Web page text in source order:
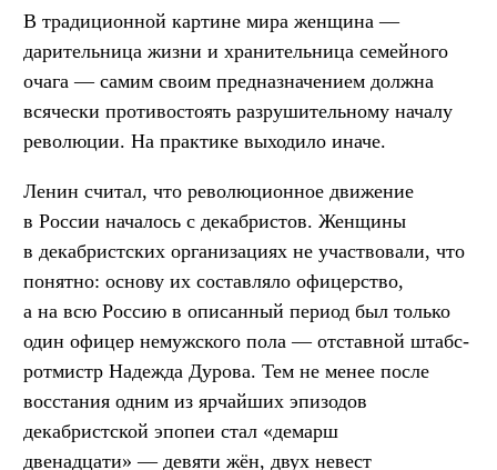
В традиционной картине мира женщина —
дарительница жизни и хранительница семейного
очага — самим своим предназначением должна
всячески противостоять разрушительному началу
революции. На практике выходило иначе.
Ленин считал, что революционное движение
в России началось с декабристов. Женщины
в декабристских организациях не участвовали, что
понятно: основу их составляло офицерство,
а на всю Россию в описанный период был только
один офицер немужского пола — отставной штабс-
ротмистр Надежда Дурова. Тем не менее после
восстания одним из ярчайших эпизодов
декабристской эпопеи стал «демарш
двенадцати» — девяти жён, двух невест